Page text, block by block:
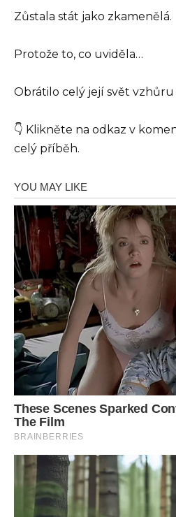
Zůstala stát jako zkamenělá.
Protože to, co uviděla…
Obrátilo celý její svět vzhůru
👇 Klikněte na odkaz v
celý příběh.